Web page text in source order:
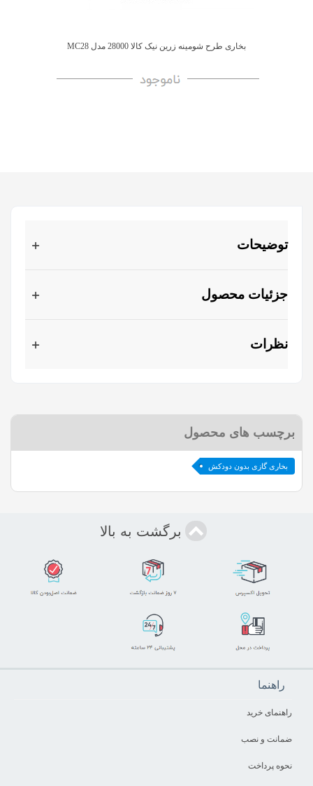
بخاری طرح شومینه زرین نیک کالا 28000 مدل MC28
توضیحات
جزئیات محصول
نظرات
برچسب های محصول
بخاری گازی بدون دودکش
برگشت به بالا
راهنما
راهنمای خرید
ضمانت و نصب
نحوه پرداخت